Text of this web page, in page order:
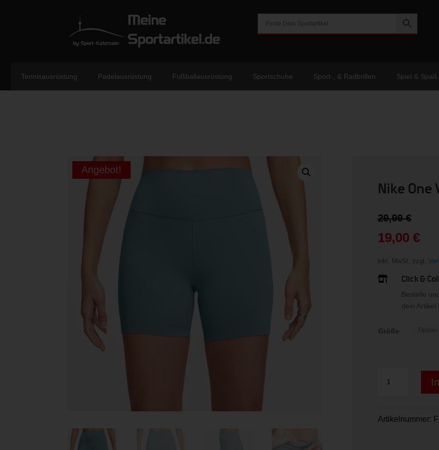
Tennisausrüstung Padelausrüstung Fußballausrüstung Sportschuhe Sport-, & Radbrillen Spiel & Spaß
Angebot!
Nike One
29,99€Preis
war:
19,00 €
Aktueller
Preis
ist:
19,00 €.
inkl. MwSt. zzgl.
 Click &
Bestelle
dein Artikel
Größe
One
FIT
Artikelnummer: